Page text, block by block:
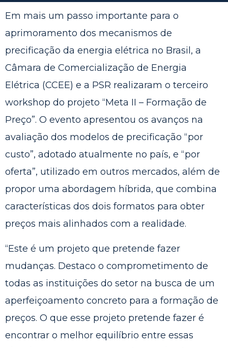
Em mais um passo importante para o
aprimoramento dos mecanismos de
precificação da energia elétrica no Brasil, a
Câmara de Comercialização de Energia
Elétrica (CCEE) e a PSR realizaram o terceiro
workshop do projeto “Meta II – Formação de
Preço”. O evento apresentou os avanços na
avaliação dos modelos de precificação “por
custo”, adotado atualmente no país, e “por
oferta”, utilizado em outros mercados, além de
propor uma abordagem híbrida, que combina
características dos dois formatos para obter
preços mais alinhados com a realidade.
“Este é um projeto que pretende fazer
mudanças. Destaco o comprometimento de
todas as instituições do setor na busca de um
aperfeiçoamento concreto para a formação de
preços. O que esse projeto pretende fazer é
encontrar o melhor equilíbrio entre essas